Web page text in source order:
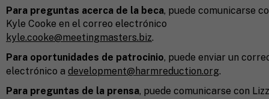
Para preguntas acerca de la beca, puede comunicarse
Kyle Cooke en el correo electrónico
kyle.cooke@meetingmasters.biz.
Para oportunidades de patrocinio, puede enviar un
electrónico a development@harmreduction.org.
Para preguntas de la prensa, puede comunicarse con